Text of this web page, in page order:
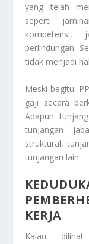
yang telah
seperti
kompetensi,
perlindungan.
tidak menjadi
Meski begitu,
gaji secara
Adapun
tunjangan
struktural,
tunjangan lain.
KERJA
Kalau